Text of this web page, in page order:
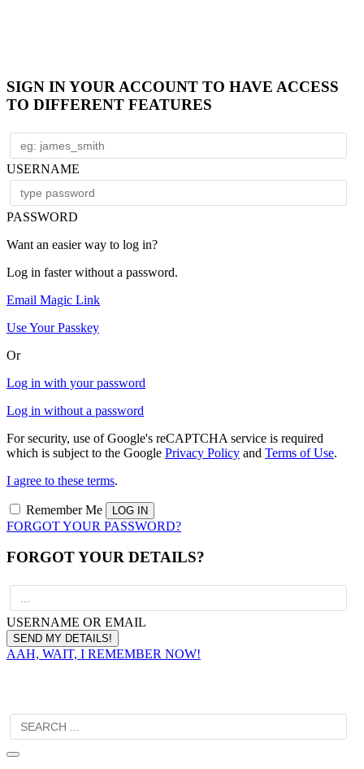
SIGN IN YOUR ACCOUNT TO HAVE ACCESS
TO DIFFERENT FEATURES
USERNAME
PASSWORD
Want an easier way to log in?
Log in faster without a password.
Email Magic Link
Use Your Passkey
Or
Log in with your password
Log in without a password
For security, use of Google's reCAPTCHA service is required
which is subject to the Google Privacy Policy and Terms of Use.
I agree to these terms.
Remember Me
FORGOT YOUR PASSWORD?
FORGOT YOUR DETAILS?
USERNAME OR EMAIL
AAH, WAIT, I REMEMBER NOW!